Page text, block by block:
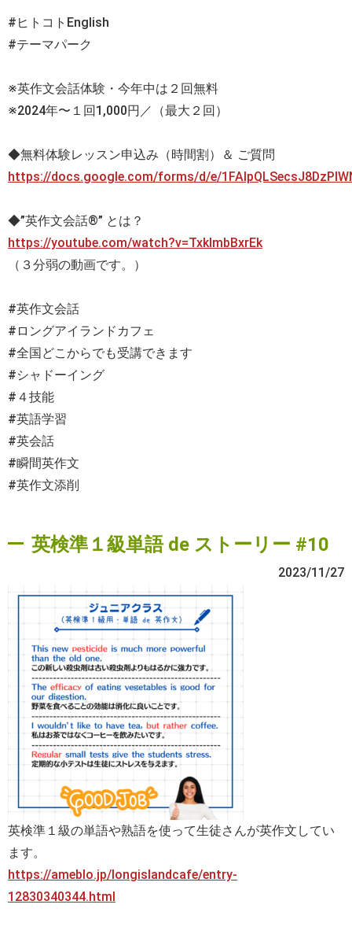
#ヒトコトEnglish
#テーマパーク
※英作文会話体験・今年中は２回無料
※2024年〜１回1,000円／（最大２回）
◆無料体験レッスン申込み（時間割）＆ ご質問
https://docs.google.com/forms/d/e/
◆”英作文会話®” とは？
https://youtube.com/watch?v=TxklmbBxrEk
（３分弱の動画です。）
#英作文会話
#ロングアイランドカフェ
#全国どこからでも受講できます
#シャドーイング
#４技能
#英語学習
#英会話
#瞬間英作文
#英作文添削
英検準１級単語 de ストーリー #10
2023/11/27
英検準１級の単語や熟語を使って生徒さんが英作文してい
ます。
https://ameblo.jp/longislandcafe/entry-
12830340344.html